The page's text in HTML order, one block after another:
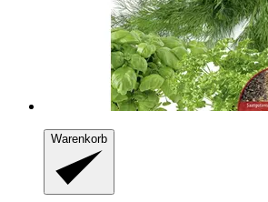
Warenkorb